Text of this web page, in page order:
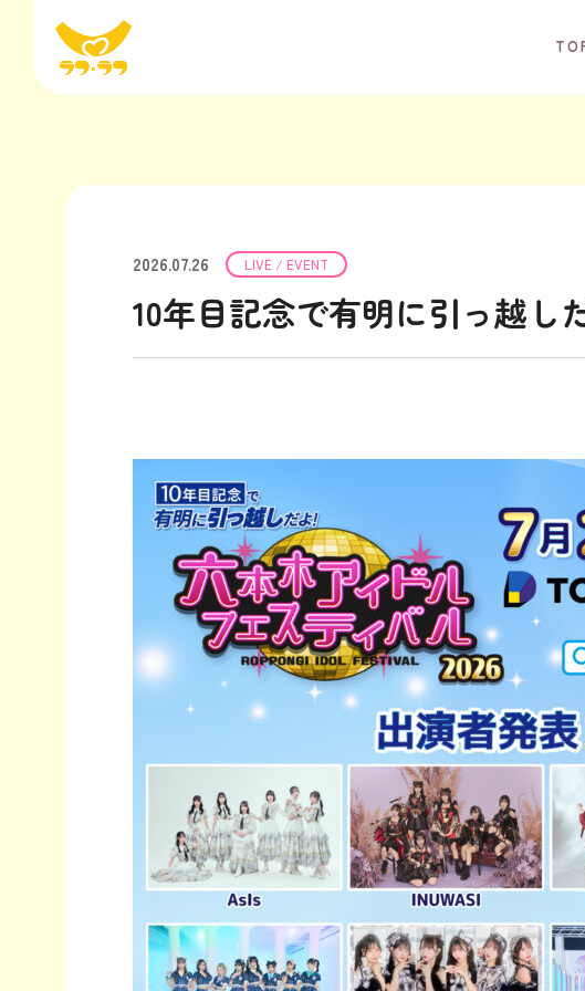
2026.07.26 LIVE / EVENT
10年目記念で有明に引っ越し